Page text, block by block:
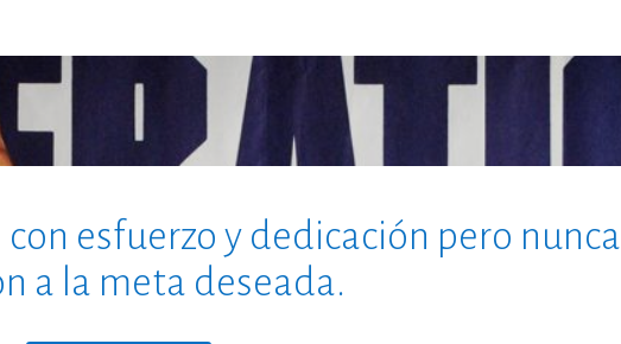
esfuerzo y dedicación pero nunca
a la meta deseada.